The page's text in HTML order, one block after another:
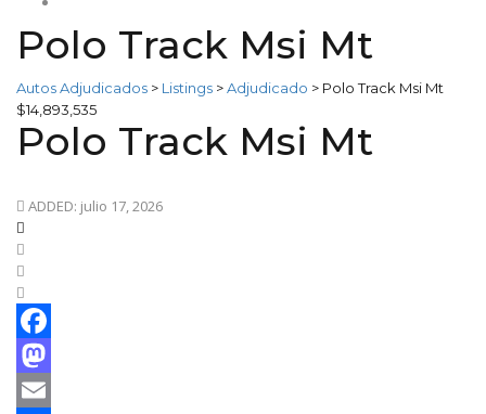
Polo Track Msi Mt
Autos Adjudicados > Listings >Adjudicado > Polo Track Msi Mt
$14,893,535
Polo Track Msi Mt
ADDED: julio 17, 2026
Facebook
Mastodon